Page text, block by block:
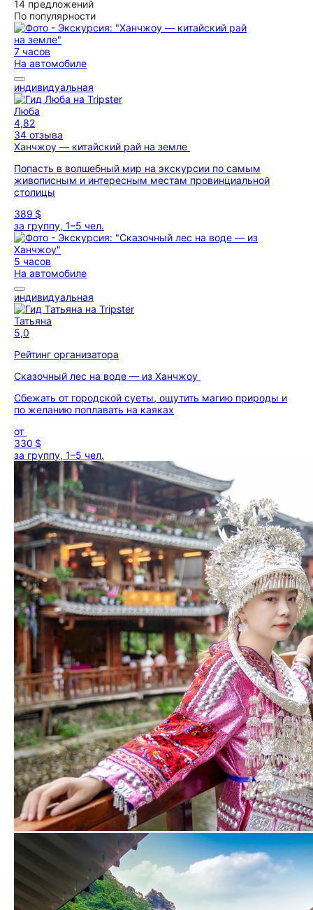
14 предложений
По популярности
7 часов
На автомобиле
индивидуальная
Люба
4,82
34 отзыва
Ханчжоу — китайский рай на земле
Попасть в волшебный мир на экскурсии по самым
живописным и интересным местам провинциальной
столицы
389 $
за группу, 1–5 чел.
5 часов
На автомобиле
индивидуальная
Татьяна
5,0
Рейтинг организатора
Сказочный лес на воде — из Ханчжоу
Сбежать от городской суеты, ощутить магию природы и
по желанию поплавать на каяках
от
330 $
за группу, 1–5 чел.